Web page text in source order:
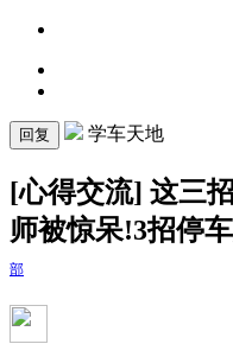
回复 学车天地
[心得交流] 这三
师被惊呆!3招停
部